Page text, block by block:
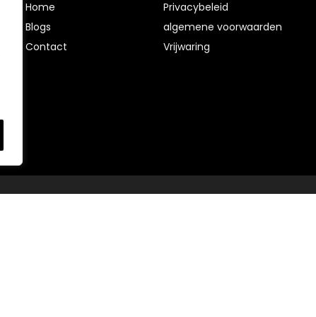
Home
Blogs
Contact
Privacybeleid
algemene voorwaarden
Vrijwaring